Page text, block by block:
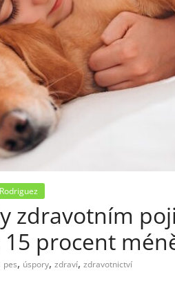
zdravotním
procent
pes, úspory, zdraví, zdravotnictví